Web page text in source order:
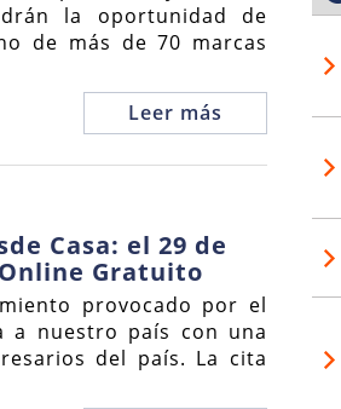
la oportunidad de
de más de 70 marcas
Leer más
Casa: el 29 de
Gratuito
provocado por el
a nuestro país con una
del país. La cita